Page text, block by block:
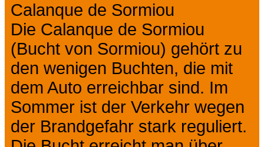
Calanque de Sormiou
Die Calanque de Sormiou
(Bucht von Sormiou) gehört zu
den wenigen Buchten, die mit
dem Auto erreichbar sind. Im
Sommer ist der Verkehr wegen
der Brandgefahr stark reguliert.